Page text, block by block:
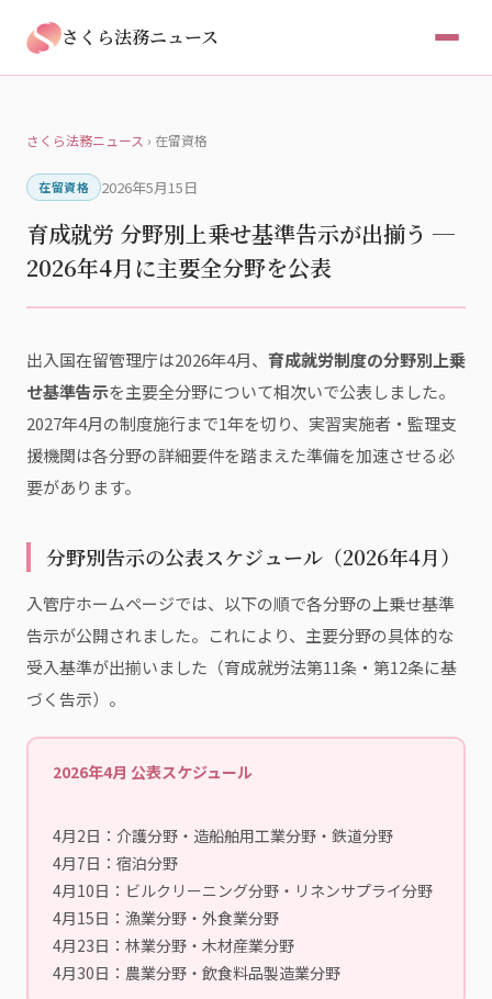
さくら法務ニュース
さくら法務ニュース › 在留資格
在留資格 2026年5月15日
育成就労 分野別上乗せ基準告示が出揃う ─
2026年4月に主要全分野を公表
出入国在留管理庁は2026年4月、 育成就労制度の分野別上乗
せ基準告示を主要全分野について相次いで公表しました。
2027年4月の制度施行まで1年を切り、実習実施者・監理支
援機関は各分野の詳細要件を踏まえた準備を加速させる必
要があります。
分野別告示の公表スケジュール（2026年4月）
入管庁ホームページでは、以下の順で各分野の上乗せ基準
告示が公開されました。これにより、主要分野の具体的な
受入基準が出揃いました（育成就労法第11条・第12条に基
づく告示）。
2026年4月 公表スケジュール
4月2日：介護分野・造船舶用工業分野・鉄道分野
4月7日：宿泊分野
4月10日：ビルクリーニング分野・リネンサプライ分野
4月15日：漁業分野・外食業分野
4月23日：林業分野・木材産業分野
4月30日：農業分野・飲食料品製造業分野